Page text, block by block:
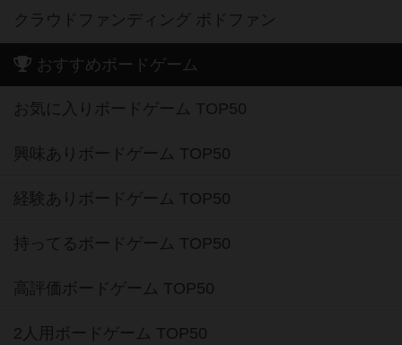
クラウドファンディング ボドファン
おすすめボードゲーム
お気に入りボードゲーム TOP50
興味ありボードゲーム TOP50
経験ありボードゲーム TOP50
持ってるボードゲーム TOP50
高評価ボードゲーム TOP50
2人用ボードゲーム TOP50